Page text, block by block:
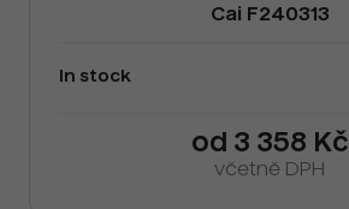
Cai F240313
In stock
od 3 358 Kč
včetně DPH